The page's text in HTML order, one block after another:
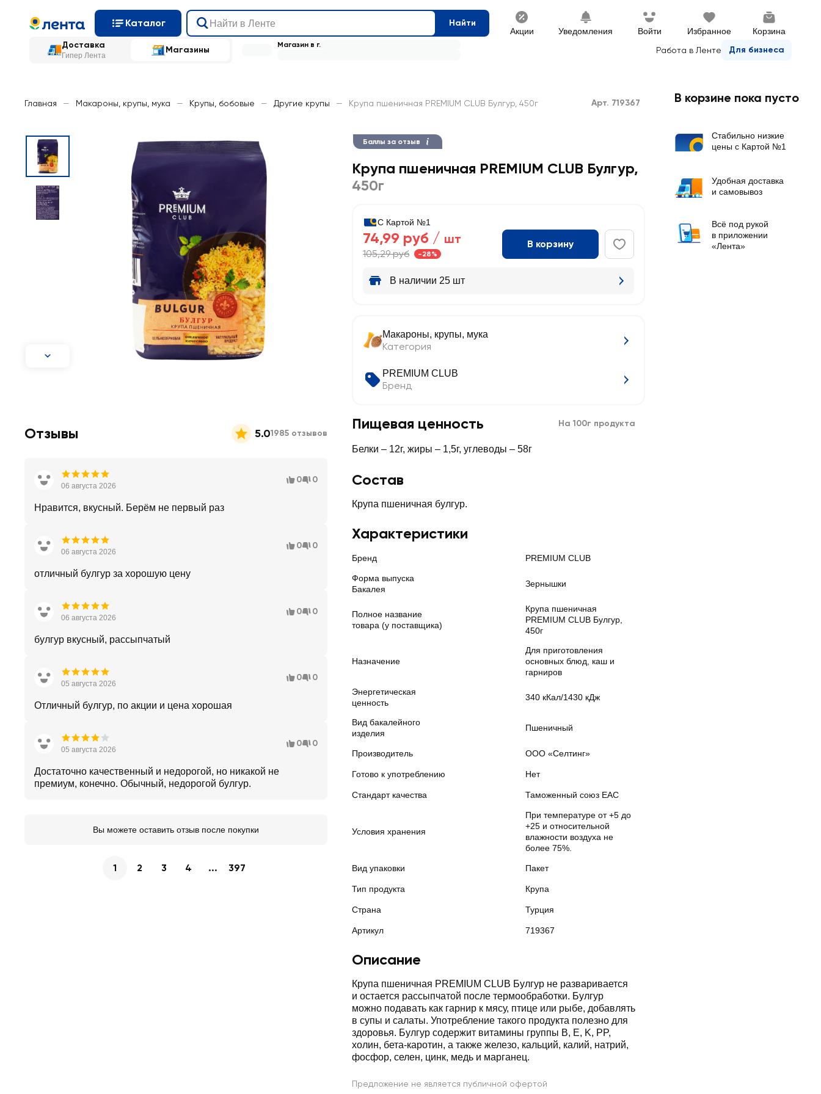
Каталог Найти
Акции Уведомления Войти Избранное Корзина
Доставка
Гипер Лента
Магазины Работа в Ленте Для бизнеса
Магазин в г.
Главная — Макароны, крупы, мука — Крупы, бобовые — Другие крупы — Крупа пшеничная PREMIUM CLUB Булгур, 450г Арт. 719367
Баллы за отзыв
Крупа пшеничная PREMIUM CLUB Булгур,
450г
С Картой №1
74,99 руб / шт
105,29 руб -28%
В корзину
В наличии 25 шт
Макароны, крупы, мука
Категория
PREMIUM CLUB
Бренд
Пищевая ценность На 100г продукта
Белки – 12г, жиры – 1,5г, углеводы – 58г
Состав
Крупа пшеничная булгур.
Характеристики
Бренд PREMIUM CLUB
Форма выпуска
Бакалея
Зернышки
Полное название
товара (у поставщика)
Крупа пшеничная
PREMIUM CLUB Булгур,
450г
Назначение
Для приготовления
основных блюд, каш и
гарниров
Энергетическая
ценность
340 кКал/1430 кДж
Вид бакалейного
изделия
Пшеничный
Производитель ООО «Селтинг»
Готово к употреблению Нет
Стандарт качества Таможенный союз EAC
Условия хранения
При температуре от +5 до
+25 и относительной
влажности воздуха не
более 75%.
Вид упаковки Пакет
Тип продукта Крупа
Страна Турция
Артикул 719367
Описание
Крупа пшеничная PREMIUM CLUB Булгур не разваривается
и остается рассыпчатой после термообработки. Булгур
можно подавать как гарнир к мясу, птице или рыбе, добавлять
в супы и салаты. Употребление такого продукта полезно для
здоровья. Булгур содержит витамины группы B, E, K, PP,
холин, бета-каротин, а также железо, кальций, калий, натрий,
фосфор, селен, цинк, медь и марганец.
Предложение не является публичной офертой
Отзывы 5.01985 отзывов
06 августа 2026
0 0
Нравится, вкусный. Берём не первый раз
06 августа 2026
0 0
отличный булгур за хорошую цену
06 августа 2026
0 0
булгур вкусный, рассыпчатый
05 августа 2026
0 0
Отличный булгур, по акции и цена хорошая
05 августа 2026
0 0
Достаточно качественный и недорогой, но никакой не
премиум, конечно. Обычный, недорогой булгур.
Вы можете оставить отзыв после покупки
1 2 3 4 ... 397
В корзине пока пусто
Стабильно низкие
цены с Картой №1
Удобная доставка
и самовывоз
Всё под рукой
в приложении
«Лента»